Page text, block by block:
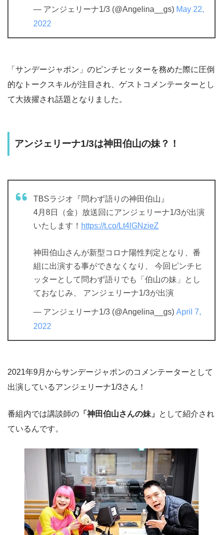
— アンジェリーナ1/3 (@Angelina__gs) May 22,
2022
「サンデージャポン」のピンチヒッターを務めた際に圧倒
的なトークスキルが注目され、ゲストコメンテーターとし
て大抜擢され話題となりました。
アンジェリーナ1/3は神田伯山の妹？！
TBSラジオ『問わず語りの神田伯山』
4月8日（金）放送回にアンジェリーナ1/3が出演
いたします！ https://t.co/Lt4lGNzieZ
神田伯山さんが新型コロナ陽性判定となり、番
組に出演する事ができなくなり、 今回ピンチヒ
ッターとして問わず語りでも「伯山の妹」とし
ておなじみ、 アンジェリーナ1/3が出演
— アンジェリーナ1/3 (@Angelina__gs) April 7,
2022
2021年9月からサンデージャポンのコメンテーターとして
出演しているアンジェリーナ1/3さん！
番組内では講談師の 「神田伯山さんの妹」 として紹介され
ているんです。